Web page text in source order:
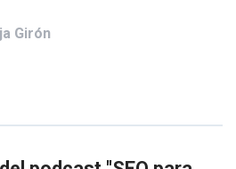
Girón